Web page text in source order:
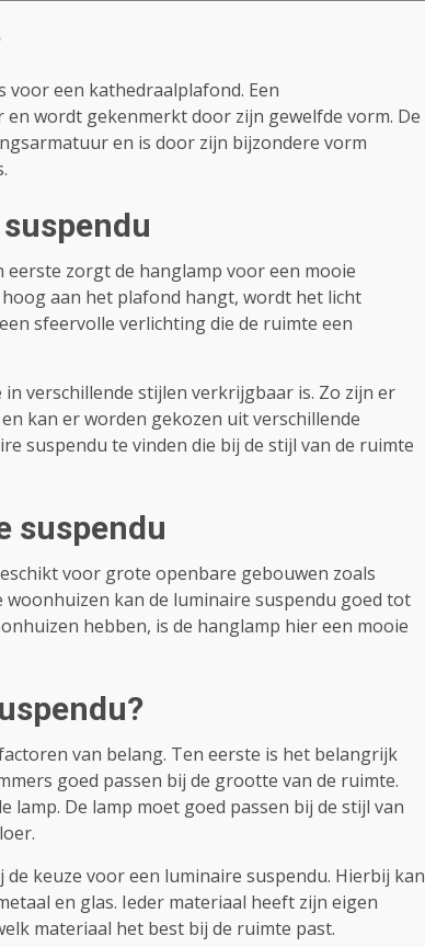
voor een kathedraalplafond. Een
wordt gekenmerkt door zijn gewelfde vorm. De
en is door zijn bijzondere vorm
zorgt de hanglamp voor een mooie
aan het plafond hangt, wordt het licht
sfeervolle verlichting die de ruimte een
verschillende stijlen verkrijgbaar is. Zo zijn er
kan er worden gekozen uit verschillende
suspendu te vinden die bij de stijl van de ruimte
suspendu
voor grote openbare gebouwen zoals
kan de luminaire suspendu goed tot
hebben, is de hanglamp hier een mooie
van belang. Ten eerste is het belangrijk
goed passen bij de grootte van de ruimte.
De lamp moet goed passen bij de stijl van
keuze voor een luminaire suspendu. Hierbij kan
en glas. Ieder materiaal heeft zijn eigen
materiaal het best bij de ruimte past.